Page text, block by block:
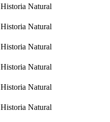
Historia Natural
Historia Natural
Historia Natural
Historia Natural
Historia Natural
Historia Natural